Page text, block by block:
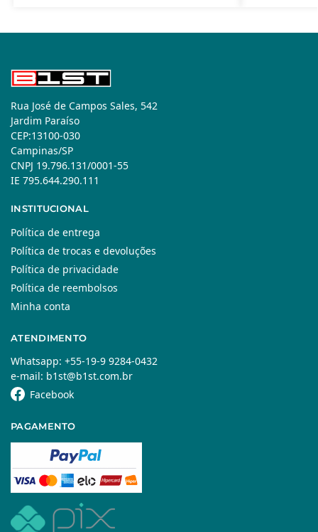
Rua José de Campos Sales, 542
Jardim Paraíso
CEP:13100-030
Campinas/SP
CNPJ 19.796.131/0001-55
IE 795.644.290.111
INSTITUCIONAL
Política de entrega
Política de trocas e devoluções
Política de privacidade
Política de reembolsos
Minha conta
ATENDIMENTO
Whatsapp: +55-19-9 9284-0432
e-mail: b1st@b1st.com.br
Facebook
PAGAMENTO